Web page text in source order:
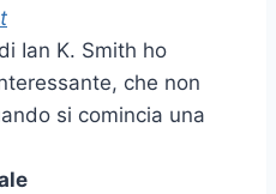
di Ian K. Smith ho
che non
si comincia una